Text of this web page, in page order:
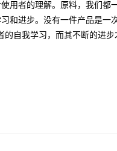
者的理解。原料，我们都
和进步。没有一件产品是一
的自我学习，而其不断的进